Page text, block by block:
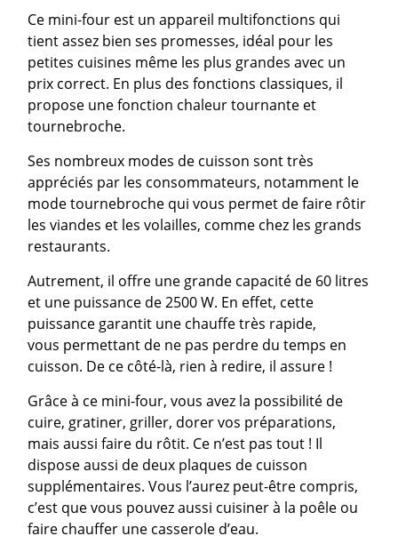
Ce mini-four est un appareil multifonctions qui
tient assez bien ses promesses, idéal pour les
petites cuisines même les plus grandes avec un
prix correct. En plus des fonctions classiques, il
propose une fonction chaleur tournante et
tournebroche.
Ses nombreux modes de cuisson sont très
appréciés par les consommateurs, notamment le
mode tournebroche qui vous permet de faire rôtir
les viandes et les volailles, comme chez les grands
restaurants.
Autrement, il offre une grande capacité de 60 litres
et une puissance de 2500 W. En effet, cette
puissance garantit une chauffe très rapide,
vous permettant de ne pas perdre du temps en
cuisson. De ce côté-là, rien à redire, il assure !
Grâce à ce mini-four, vous avez la possibilité de
cuire, gratiner, griller, dorer vos préparations,
mais aussi faire du rôtit. Ce n’est pas tout ! Il
dispose aussi de deux plaques de cuisson
supplémentaires. Vous l’aurez peut-être compris,
c’est que vous pouvez aussi cuisiner à la poêle ou
faire chauffer une casserole d’eau.